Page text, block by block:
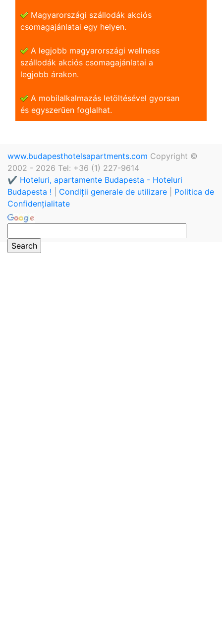
Magyarországi szállodák akciós
csomagajánlatai egy helyen.
A legjobb magyarországi wellness
szállodák akciós csomagajánlatai a
legjobb árakon.
A mobilalkalmazás letöltésével gyorsan
és egyszerũen foglalhat.
www.budapesthotelsapartments.com Copyright ©
2002 - 2026 Tel: +36 (1) 227-9614
✔️ Hoteluri, apartamente Budapesta - Hoteluri
Budapesta !
Condiții generale de utilizare
Politica de
Confidențialitate